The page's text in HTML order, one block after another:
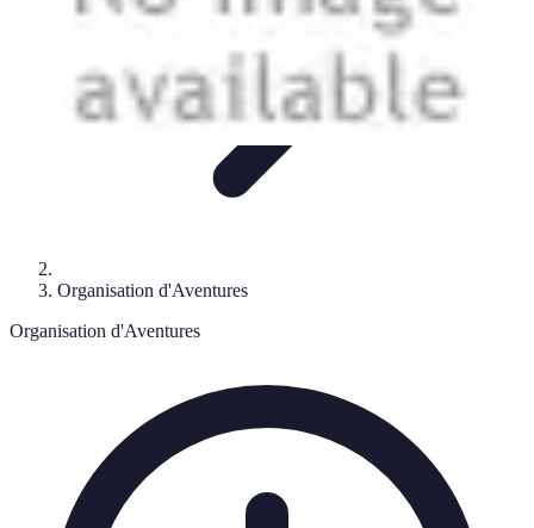
Organisation d'Aventures
Organisation d'Aventures